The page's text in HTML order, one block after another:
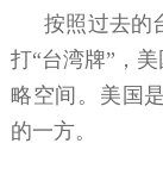
按照过去的
打“台湾牌”，
略空间。美国
的一方。